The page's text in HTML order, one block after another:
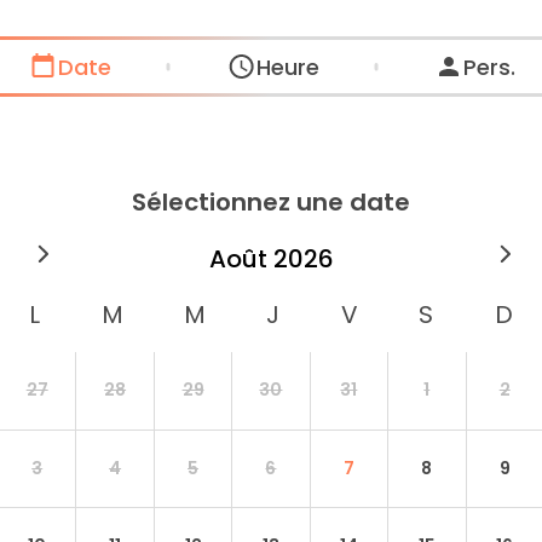
Date Heure Pers.
Sélectionnez une date
août 2026
27 28 29 30 31 1 2
3 4 5 6 7 8 9